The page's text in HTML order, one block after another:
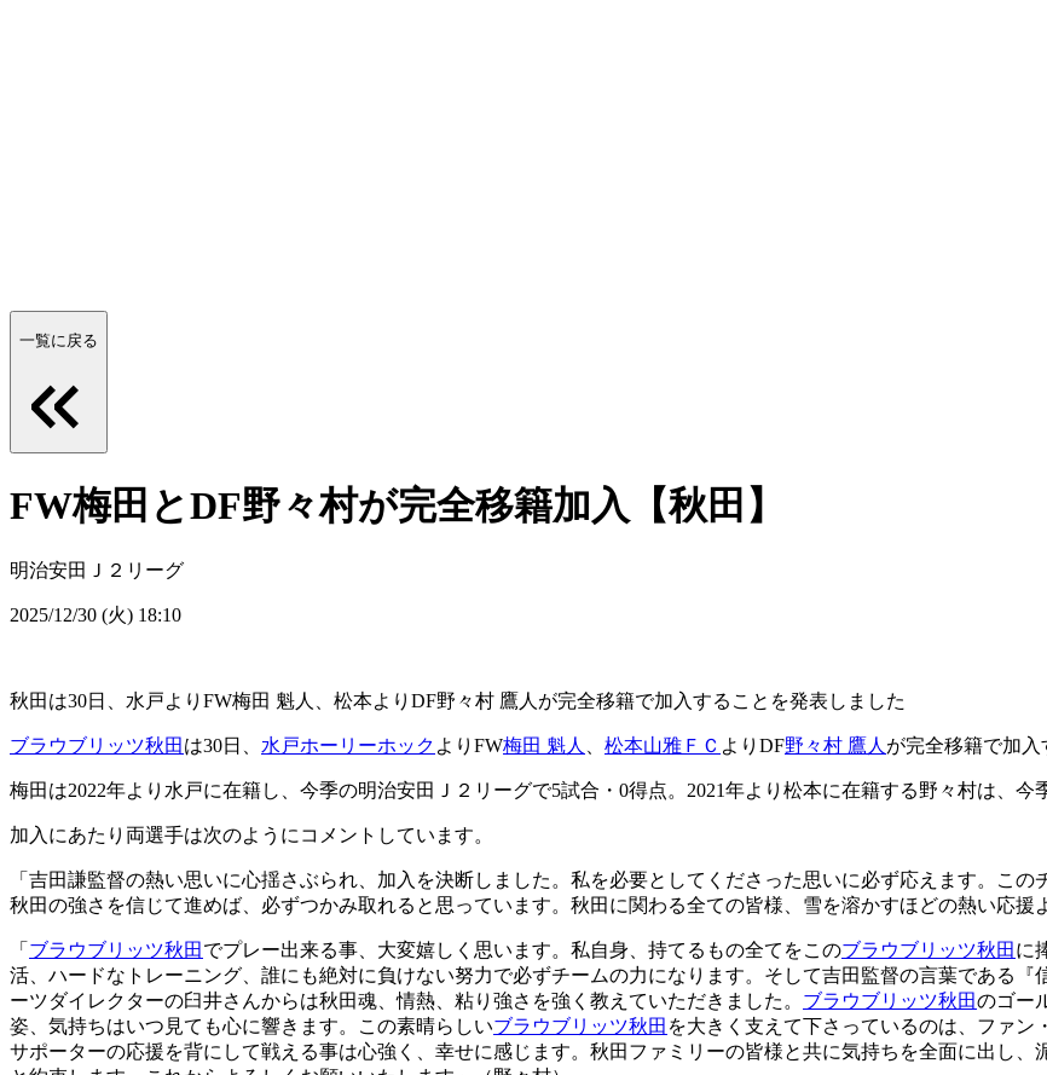
一覧に戻る
FW梅田とDF野々村が完全移籍加入【秋田】
明治安田Ｊ２リーグ
2025/12/30 (火) 18:10
秋田は30日、水戸よりFW梅田 魁人、松本よりDF野々村 鷹人が完全移籍で加入することを発表しました
ブラウブリッツ秋田 は30日、 水戸ホーリーホック よりFW梅田 魁人 松本山雅ＦＣ よりDF野々村 鷹人 が完全移籍で加入
梅田は2022年より水戸に在籍し、今季の明治安田Ｊ２リーグで5試合・0得点。2021年より松本に在籍する野々村は、今
加入にあたり両選手は次のようにコメントしています。
「吉田謙監督の熱い思いに心揺さぶられ、加入を決断しました。私を必要としてくださった思いに必ず応えます。こ
秋田の強さを信じて進めば、必ずつかみ取れると思っています。秋田に関わる全ての皆様、雪を溶かすほどの熱い応援
「 ブラウブリッツ秋田 でプレー出来る事、大変嬉しく思います。私自身、持てるもの全てをこのブラウブリッツ秋田 に
活、ハードなトレーニング、誰にも絶対に負けない努力で必ずチームの力になります。そして吉田監督の言葉である
ーツダイレクターの臼井さんからは秋田魂、情熱、粘り強さを強く教えていただきました。 ブラウブリッツ秋田のゴー
姿、気持ちはいつ見ても心に響きます。この素晴らしいブラウブリッツ秋田 を大きく支えて下さっているのは、ファ
サポーターの応援を背にして戦える事は心強く、幸せに感じます。秋田ファミリーの皆様と共に気持ちを全面に出し、